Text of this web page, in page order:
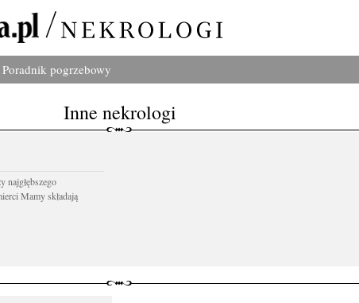
Poradnik pogrzebowy
Inne nekrologi
najgłębszego
Mamy składają